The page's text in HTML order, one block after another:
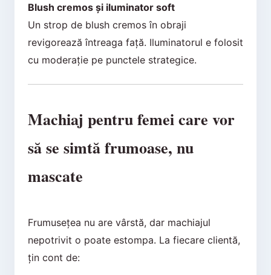
Blush cremos și iluminator soft
Un strop de blush cremos în obraji
revigorează întreaga față. Iluminatorul e folosit
cu moderație pe punctele strategice.
Machiaj pentru femei care vor
să se simtă frumoase, nu
mascate
Frumusețea nu are vârstă, dar machiajul
nepotrivit o poate estompa. La fiecare clientă,
țin cont de: